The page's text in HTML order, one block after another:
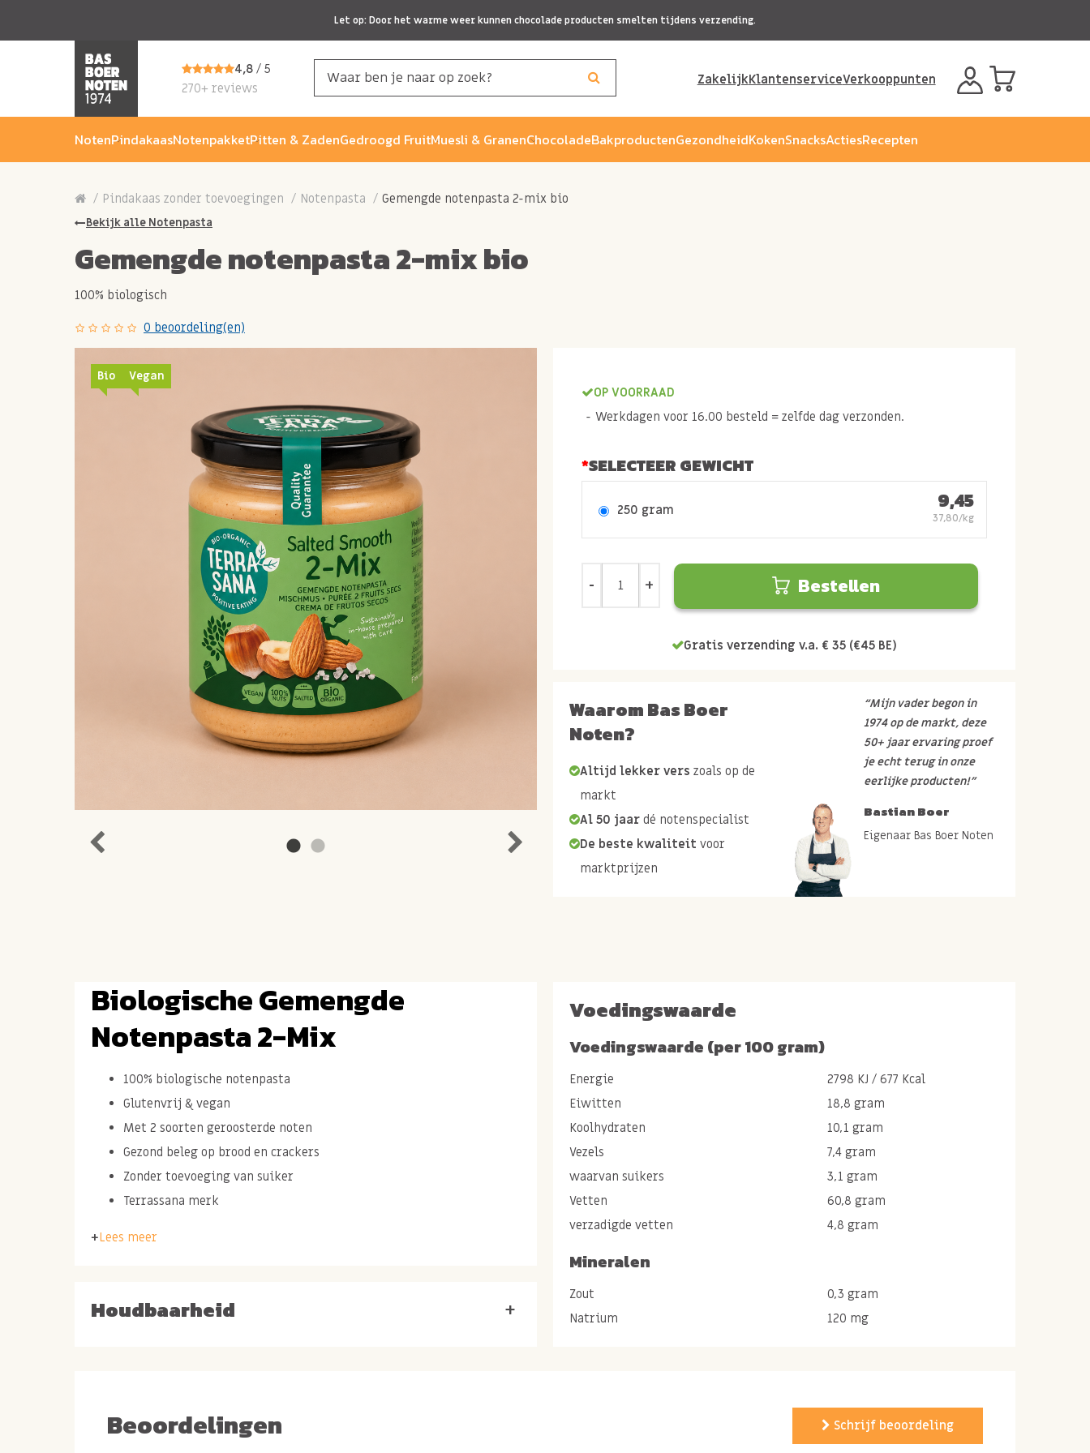
Let op: Door het warme weer kunnen chocolade producten smelten tijdens verzending.
4,8/ 5
270+ reviews
ZakelijkKlantenserviceVerkooppunten
NotenPindakaasNotenpakketPitten & ZadenGedroogd FruitMuesli & GranenChocoladeBakproductenGezondheidKokenSnacksActiesRecepten
Pindakaas zonder toevoegingen Notenpasta Gemengde notenpasta 2-mix bio
Bekijk alle Notenpasta
Gemengde notenpasta 2-mix bio
100% biologisch
0 beoordeling(en)
Bio Vegan
OP VOORRAAD
Werkdagen voor 16.00 besteld = zelfde dag verzonden.
SELECTEER GEWICHT
250 gram 9,45
37,80/kg
Bestellen
Gratis verzending v.a. € 35 (€45 BE)
Waarom Bas Boer
Noten?
Altijd lekker vers zoals op de
markt
Al 50 jaar dé notenspecialist
De beste kwaliteit voor
marktprijzen
“Mijn vader begon in
1974 op de markt, deze
50+ jaar ervaring proef
je echt terug in onze
eerlijke producten!”
Bastian Boer
Eigenaar Bas Boer Noten
Biologische Gemengde
Notenpasta 2-Mix
100% biologische notenpasta
Glutenvrij & vegan
Met 2 soorten geroosterde noten
Gezond beleg op brood en crackers
Zonder toevoeging van suiker
Terrassana merk
* van biologische oorsprong.
notenpasta
Lees meer
Voedingswaarde
Voedingswaarde (per 100 gram)
Energie
2798 KJ / 677 Kcal
Eiwitten
18,8 gram
Koolhydraten
10,1 gram
Vezels
7,4 gram
waarvan suikers
3,1 gram
Vetten
60,8 gram
verzadigde vetten
4,8 gram
Mineralen
Zout
0,3 gram
Natrium
120 mg
Houdbaarheid +
Beoordelingen Schrijf beoordeling